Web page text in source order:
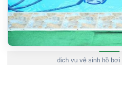
dịch vụ vệ sinh hồ